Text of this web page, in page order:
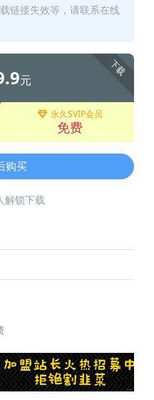
链接失效等，请联系在线
下载
元
永久SVIP会员
免费
购买
解锁下载